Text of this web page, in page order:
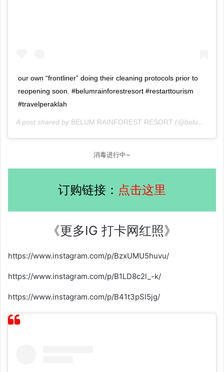
our own “frontliner” doing their cleaning protocols prior to
reopening soon. #belumrainforestresort #restarttourism
#travelperaklah
A post shared by BELUM RAINFOREST RESORT (@belumrainforestresort) on
消毒进行中~
订购链接： 点击这里
《更多IG 打卡网红照》
https://www.instagram.com/p/BzxUMU5huvu/
https://www.instagram.com/p/B1LD8c2l_-k/
https://www.instagram.com/p/B41t3pSl5jg/